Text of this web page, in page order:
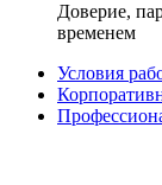
Доверие,
временем
Условия